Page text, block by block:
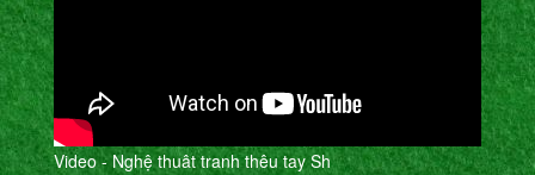
Video - Nghệ thuât tranh thêu tay Sh